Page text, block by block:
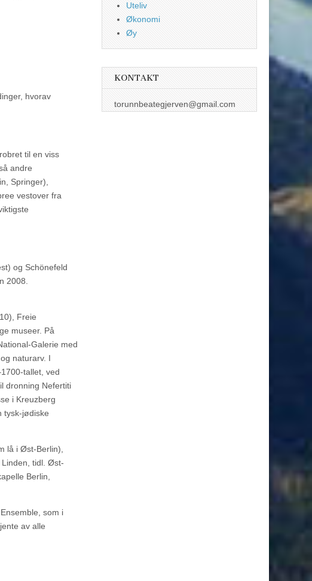
hvorav
til en viss
andre
Springer),
vestover fra
og Schönefeld
2008.
Freie
museer. På
Galerie med
naturarv. I
tallet, ved
dronning Nefertiti
i Kreuzberg
tysk-jødiske
lå i Øst-Berlin),
Linden, tidl. Øst-
Berlin,
som i
av alle
Uteliv
Økonomi
Øy
KONTAKT
torunnbeategjerven@gmail.com